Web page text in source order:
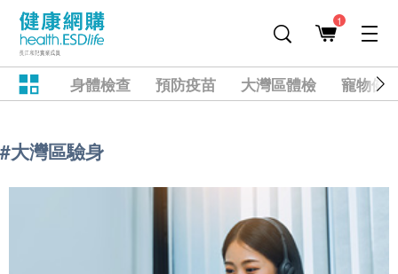
1
身體檢查 預防疫苗 大灣區體檢 寵物健
#大灣區驗身